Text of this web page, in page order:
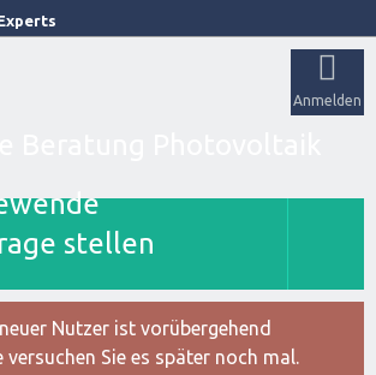
Anmelden
stellen
Nutzer ist vorübergehend
Sie es später noch mal.